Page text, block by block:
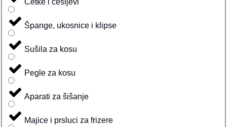
Četke i češljevi
Špange, ukosnice i klipse
Sušila za kosu
Pegle za kosu
Aparati za šišanje
Majice i prsluci za frizere